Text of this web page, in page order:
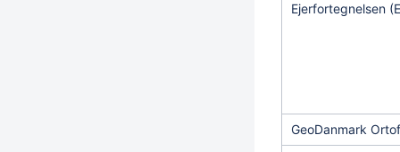
Ejerfortegnelsen
GeoDanmark